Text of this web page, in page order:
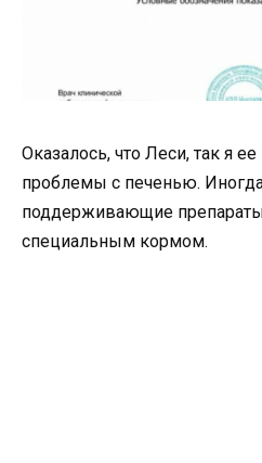
Оказалось, что Леси, так я
проблемы с печенью.
поддерживающие
специальным кормом.